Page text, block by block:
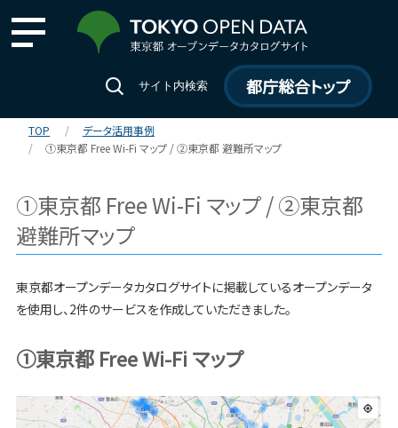
サイト内検索 都庁総合トップ
TOP
データ活用事例
①東京都 Free Wi-Fi マップ / ②東京都 避難所マップ
①東京都 Free Wi-Fi マップ / ②東京都
避難所マップ
東京都オープンデータカタログサイトに掲載しているオープンデータ
を使用し、2件のサービスを作成していただきました。
①東京都 Free Wi-Fi マップ